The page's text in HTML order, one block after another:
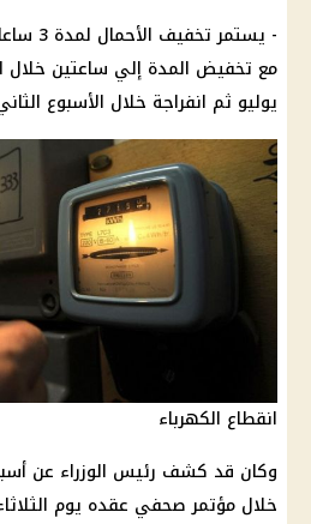
- يستمرتخفيف الأحمال لمدة 3 ساعات
مع تخفيض المدة إلي ساعتين خلال
يوليو ثم انفراجة خلال الأسبوع
انقطاع الكهرباء
وكان قد كشف رئيس الوزراء عن
خلال مؤتمر صحفي عقده يوم